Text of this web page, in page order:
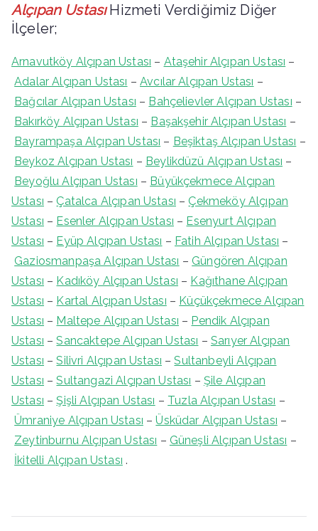
Alçıpan Ustası Hizmeti Verdiğimiz Diğer
İlçeler;
Arnavutköy Alçıpan Ustası – Ataşehir Alçıpan Ustası –
Adalar Alçıpan Ustası –Avcılar Alçıpan Ustası –
Bağcılar Alçıpan Ustası – Bahçelievler Alçıpan Ustası –
Bakırköy Alçıpan Ustası – Başakşehir Alçıpan Ustası –
Bayrampaşa Alçıpan Ustası – Beşiktaş Alçıpan Ustası –
Beykoz Alçıpan Ustası – Beylikdüzü Alçıpan Ustası –
Beyoğlu Alçıpan Ustası – Büyükçekmece Alçıpan
Ustası –Çatalca Alçıpan Ustası –Çekmeköy Alçıpan
Ustası – Esenler Alçıpan Ustası – Esenyurt Alçıpan
Ustası – Eyüp Alçıpan Ustası – Fatih Alçıpan Ustası –
Gaziosmanpaşa Alçıpan Ustası – Güngören Alçıpan
Ustası – Kadıköy Alçıpan Ustası – Kağıthane Alçıpan
Ustası – Kartal Alçıpan Ustası – Küçükçekmece Alçıpan
Ustası – Maltepe Alçıpan Ustası – Pendik Alçıpan
Ustası –Sancaktepe Alçıpan Ustası – Sarıyer Alçıpan
Ustası –Silivri Alçıpan Ustası –Sultanbeyli Alçıpan
Ustası –Sultangazi Alçıpan Ustası – Şile Alçıpan
Ustası –Şişli Alçıpan Ustası – Tuzla Alçıpan Ustası –
Ümraniye Alçıpan Ustası –Üsküdar Alçıpan Ustası –
Zeytinburnu Alçıpan Ustası – Güneşli Alçıpan Ustası –
İkitelli Alçıpan Ustası .